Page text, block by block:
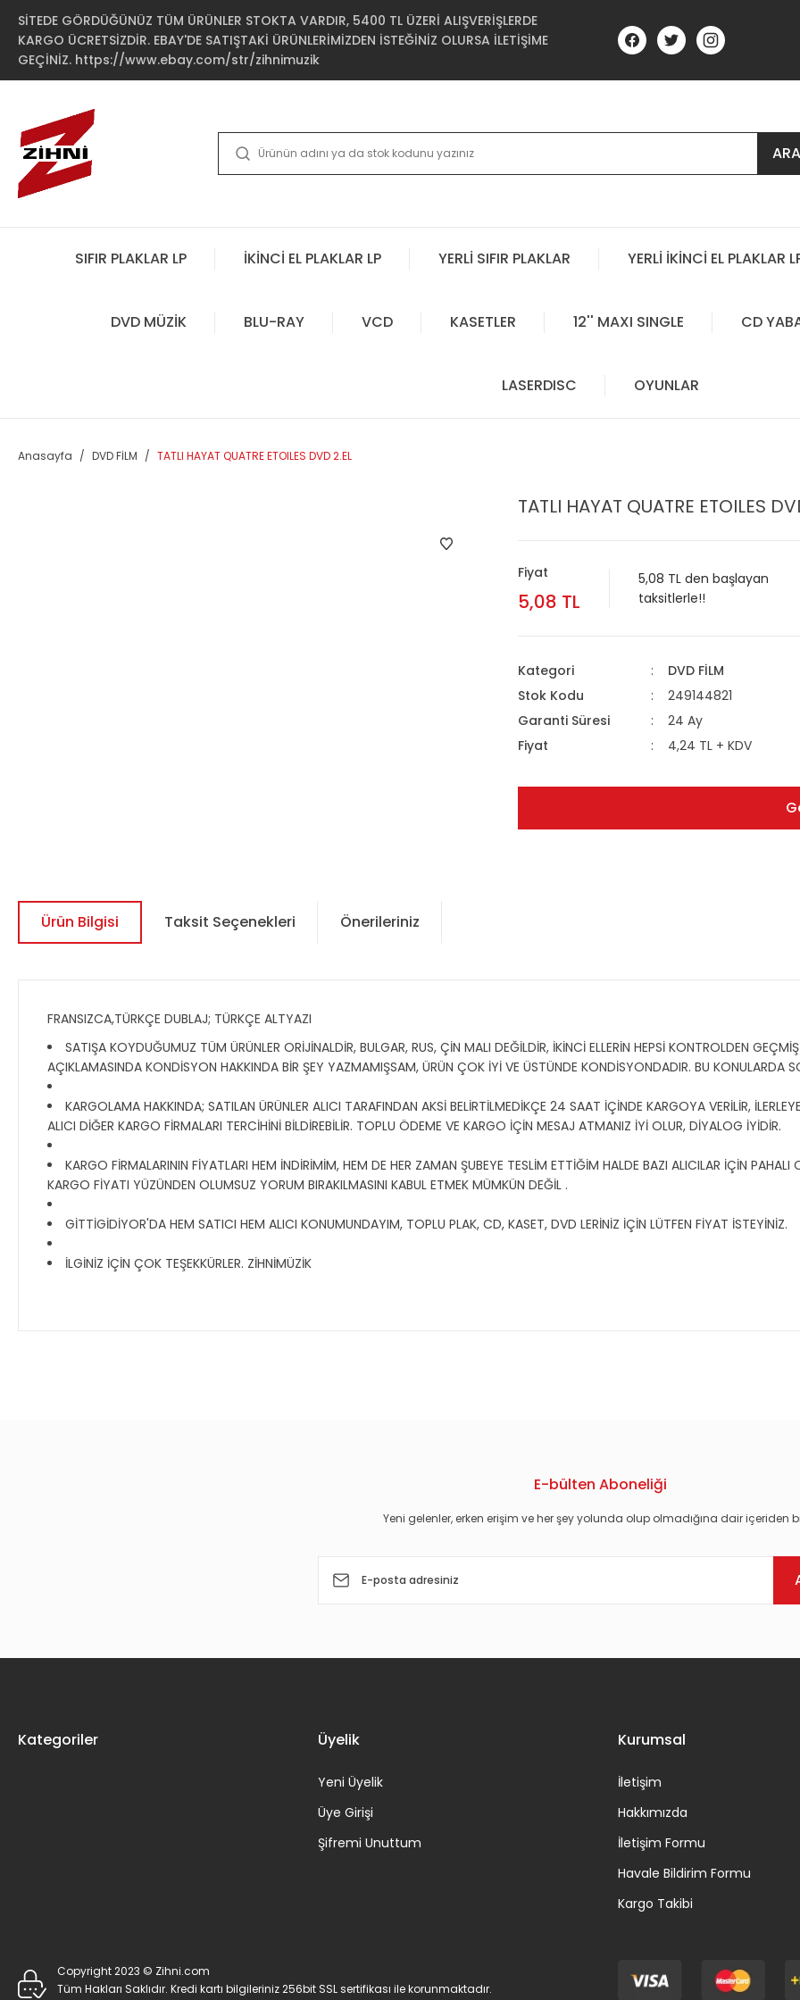
SİTEDE GÖRDÜĞÜNÜZ TÜM ÜRÜNLER STOKTA VARDIR, 5400 TL ÜZERİ ALIŞVERİŞLERDE
KARGO ÜCRETSİZDİR. EBAY'DE SATIŞTAKİ ÜRÜNLERİMİZDEN İSTEĞİNİZ OLURSA İLETİŞİME
GEÇİNİZ. https://www.ebay.com/str/zihnimuzik
ARA
SIFIR PLAKLAR LP İKİNCİ EL PLAKLAR LP YERLİ SIFIR PLAKLAR YERLİ İKİNCİ EL PLAKLAR
DVD MÜZİK BLU-RAY VCD KASETLER 12'' MAXI SINGLE CD
LASERDISC OYUNLAR
Anasayfa DVD FİLM TATLI HAYAT QUATRE ETOILES DVD 2.EL
TATLI HAYAT QUATRE ETOILES
Fiyat
5,08 TL
5,08 TL den başlayan
taksitlerle!!
Kategori
DVD FİLM
Stok Kodu
249144821
Garanti Süresi
24 Ay
Fiyat
4,24 TL + KDV
Ürün Bilgisi Taksit Seçenekleri Önerileriniz
FRANSIZCA,TÜRKÇE DUBLAJ; TÜRKÇE ALTYAZI
SATIŞA KOYDUĞUMUZ TÜM ÜRÜNLER ORİJİNALDİR, BULGAR, RUS, ÇİN MALI DEĞİLDİR, İKİNCİ ELLERİN HEPSİ KONTROLDEN
AÇIKLAMASINDA KONDİSYON HAKKINDA BİR ŞEY YAZMAMIŞSAM, ÜRÜN ÇOK İYİ VE ÜSTÜNDE KONDİSYONDADIR. BU KONULARDA
KARGOLAMA HAKKINDA; SATILAN ÜRÜNLER ALICI TARAFINDAN AKSİ BELİRTİLMEDİKÇE 24 SAAT İÇİNDE KARGOYA VERİLİR,
ALICI DİĞER KARGO FİRMALARI TERCİHİNİ BİLDİREBİLİR. TOPLU ÖDEME VE KARGO İÇİN MESAJ ATMANIZ İYİ OLUR, DİYALOG İYİDİR.
KARGO FİRMALARININ FİYATLARI HEM İNDİRİMİM, HEM DE HER ZAMAN ŞUBEYE TESLİM ETTİĞİM HALDE BAZI ALICILAR İÇİN
KARGO FİYATI YÜZÜNDEN OLUMSUZ YORUM BIRAKILMASINI KABUL ETMEK MÜMKÜN DEĞİL .
GİTTİGİDİYOR'DA HEM SATICI HEM ALICI KONUMUNDAYIM, TOPLU PLAK, CD, KASET, DVD LERİNİZ İÇİN LÜTFEN FİYAT İSTEYİNİZ.
İLGİNİZ İÇİN ÇOK TEŞEKKÜRLER. ZİHNİMÜZİK
E-bülten Aboneliği
Yeni gelenler, erken erişim ve her şey yolunda olup olmadığına dair içeriden
Kategoriler Üyelik
Yeni Üyelik
Üye Girişi
Şifremi Unuttum
Kurumsal
İletişim
Hakkımızda
İletişim Formu
Havale Bildirim Formu
Kargo Takibi
Copyright 2023 © Zihni.com
Tüm Hakları Saklıdır. Kredi kartı bilgileriniz 256bit SSL sertifikası ile korunmaktadır.